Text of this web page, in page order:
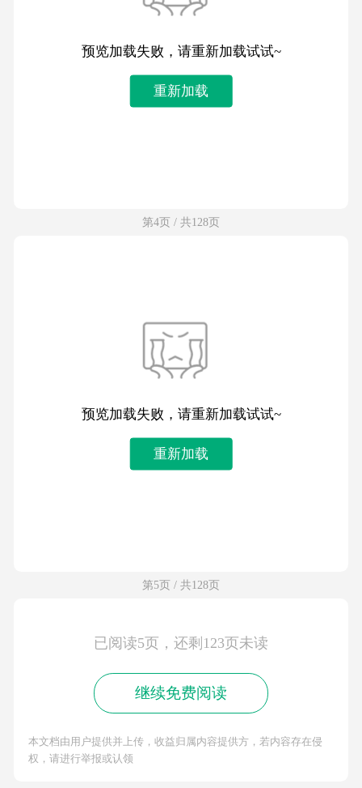
预览加载失败，请重新加载试试~
重新加载
第4页 / 共128页
预览加载失败，请重新加载试试~
重新加载
第5页 / 共128页
已阅读5页，还剩123页未读
继续免费阅读
本文档由用户提供并上传，收益归属内容提供方，若内容存在侵
权，请进行举报或认领